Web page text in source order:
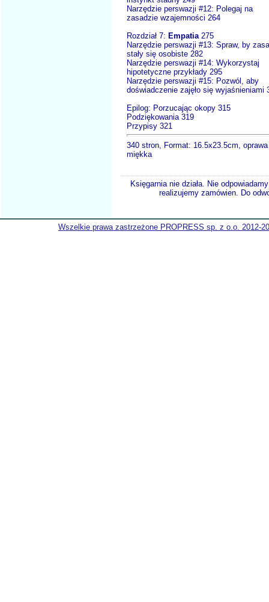
Narzędzie perswazji #12: Polegaj na
zasadzie wzajemności 264
Rozdział 7: Empatia 275
Narzędzie perswazji #13: Spraw, by
stały się osobiste 282
Narzędzie perswazji #14: Wykorzystaj
hipotetyczne przykłady 295
Narzędzie perswazji #15: Pozwól, aby
doświadczenie zajęło się wyjaśnieniami
Epilog: Porzucając okopy 315
Podziękowania 319
Przypisy 321
340 stron, Format: 16.5x23.5cm, oprawa
miękka
Księgarnia nie działa. Nie
realizujemy zamówien. Do
Wszelkie prawa zastrzeżone PROPRESS sp. z o.o. 2012-